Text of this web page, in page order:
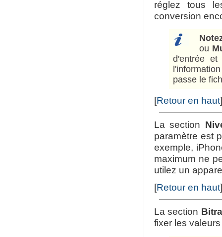
réglez tous
conversion
ou
d'entrée
passe le
[Retour en haut]
La section
paramètre est
exemple,
maximum ne
utilez un
[Retour en haut]
La section
fixer les